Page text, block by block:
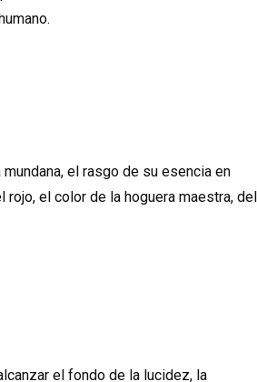
el rasgo de su esencia en
rojo, el color de la hoguera maestra, del
el fondo de la lucidez, la